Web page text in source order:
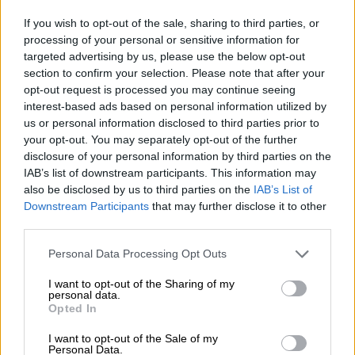
If you wish to opt-out of the sale, sharing to third parties, or
processing of your personal or sensitive information for
targeted advertising by us, please use the below opt-out
section to confirm your selection. Please note that after your
opt-out request is processed you may continue seeing
interest-based ads based on personal information utilized by
us or personal information disclosed to third parties prior to
your opt-out. You may separately opt-out of the further
disclosure of your personal information by third parties on the
IAB’s list of downstream participants. This information may
also be disclosed by us to third parties on the IAB’s List of
Downstream Participants that may further disclose it to other
Please note that this website/app uses one or more Google
not limited to your visit or usage behaviour. You may click to
grant or deny consent to Google and its third-party tags to
use your data for below specified purposes in below Google
consent section.
Personal Data Processing Opt Outs
I want to opt-out of the Sharing of my
personal data.
Opted In
I want to opt-out of the Sale of my
Personal Data.
ΔΙΑΒΑΣΤΕ ΕΠΙΣΗΣ
Κόσμος|19.04.2022 13:26
Πόλεμος στην Ουκρανία: Εμπάργκο
στο ρωσικό πετρέλαιο σχεδιάζει η ΕΕ
ως απάντηση στη νέα επίθεση της
Μόσχας στον Ντονμπάς
19.04.2022 14:00
και το τέλος του πολέμου στην
Ουκρανία; Τι θα έφερνε μια ρωσική
νίκη και γιατί η περιοχή είναι τόσο
σημαντική για τον Πούτιν